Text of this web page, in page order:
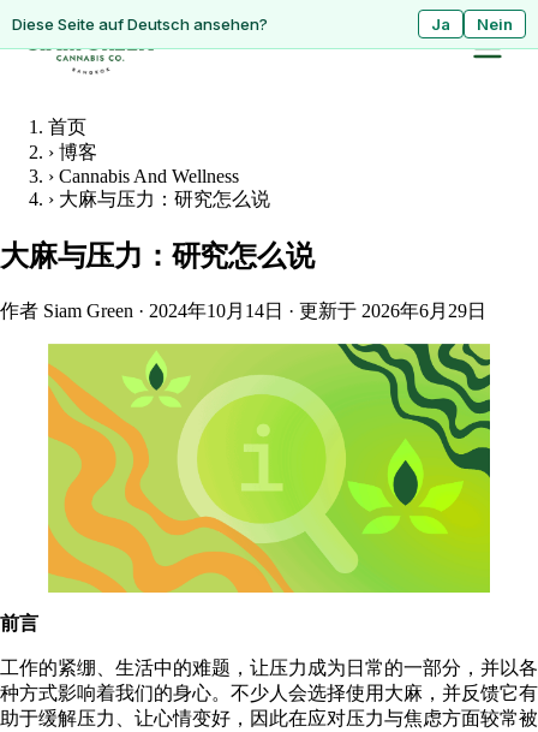
ดูหน้านี้เป็นภาษาไทย? ใช่ ไม่ใช่
Diese Seite auf Deutsch ansehen? Ja Nein
首页
› 博客
› Cannabis And Wellness
› 大麻与压力：研究怎么说
大麻与压力：研究怎么说
作者 Siam Green · 2024年10月14日 · 更新于 2026年6月29日
前言
工作的紧绷、生活中的难题，让压力成为日常的一部分，并以各
种方式影响着我们的身心。不少人会选择使用大麻，并反馈它有
助于缓解压力、让心情变好，因此在应对压力与焦虑方面较常被